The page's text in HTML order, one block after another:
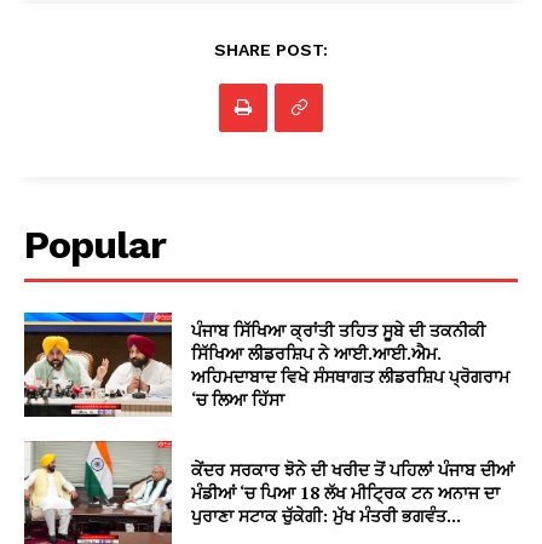
SHARE POST:
Popular
ਪੰਜਾਬ ਸਿੱਖਿਆ ਕ੍ਰਾਂਤੀ ਤਹਿਤ ਸੂਬੇ ਦੀ ਤਕਨੀਕੀ
ਸਿੱਖਿਆ ਲੀਡਰਸ਼ਿਪ ਨੇ ਆਈ.ਆਈ.ਐਮ.
ਅਹਿਮਦਾਬਾਦ ਵਿਖੇ ਸੰਸਥਾਗਤ ਲੀਡਰਸ਼ਿਪ ਪ੍ਰੋਗਰਾਮ
‘ਚ ਲਿਆ ਹਿੱਸਾ
ਕੇਂਦਰ ਸਰਕਾਰ ਝੋਨੇ ਦੀ ਖਰੀਦ ਤੋਂ ਪਹਿਲਾਂ ਪੰਜਾਬ ਦੀਆਂ
ਮੰਡੀਆਂ ‘ਚ ਪਿਆ 18 ਲੱਖ ਮੀਟ੍ਰਿਕ ਟਨ ਅਨਾਜ ਦਾ
ਪੁਰਾਣਾ ਸਟਾਕ ਚੁੱਕੇਗੀ: ਮੁੱਖ ਮੰਤਰੀ ਭਗਵੰਤ...